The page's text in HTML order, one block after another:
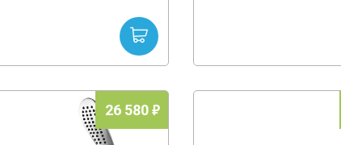
26 580